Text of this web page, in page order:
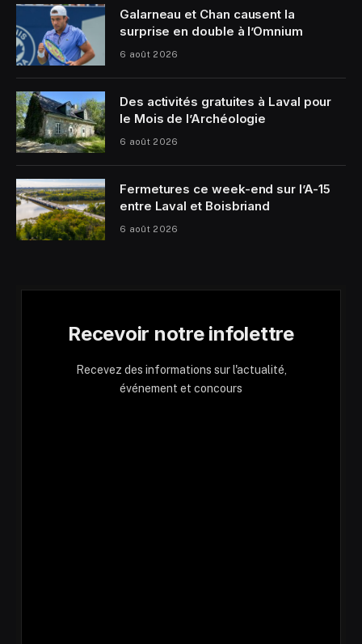
Galarneau et Chan causent la
surprise en double à l’Omnium
6 août 2026
Des activités gratuites à Laval pour
le Mois de l’Archéologie
6 août 2026
Fermetures ce week-end sur l’A-15
entre Laval et Boisbriand
6 août 2026
Recevoir notre infolettre
Recevez des informations sur l'actualité,
événement et concours